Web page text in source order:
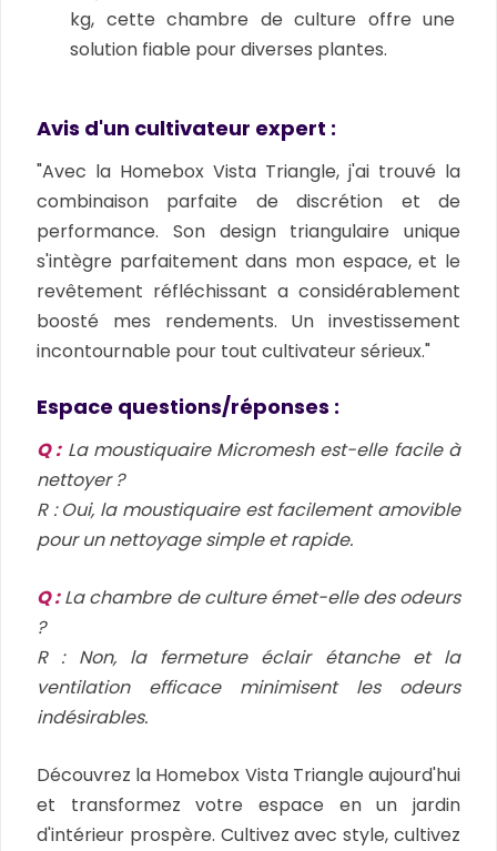
kg, cette chambre de culture offre une
solution fiable pour diverses plantes.
Avis d'un cultivateur expert :
"Avec la Homebox Vista Triangle, j'ai trouvé la
combinaison parfaite de discrétion et de
performance. Son design triangulaire unique
s'intègre parfaitement dans mon espace, et le
revêtement réfléchissant a considérablement
boosté mes rendements. Un investissement
incontournable pour tout cultivateur sérieux."
Espace questions/réponses :
Q :La moustiquaire Micromesh est-elle facile à
nettoyer ?
R : Oui, la moustiquaire est facilement amovible
pour un nettoyage simple et rapide.
Q :La chambre de culture émet-elle des odeurs
?
R : Non, la fermeture éclair étanche et la
ventilation efficace minimisent les odeurs
indésirables.
Découvrez la Homebox Vista Triangle aujourd'hui
et transformez votre espace en un jardin
d'intérieur prospère. Cultivez avec style, cultivez